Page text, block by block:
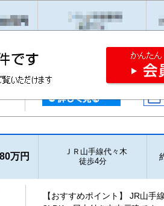
万円
ＪＲ山手線代々木
徒歩4分
【おすすめポイント】 JR山手